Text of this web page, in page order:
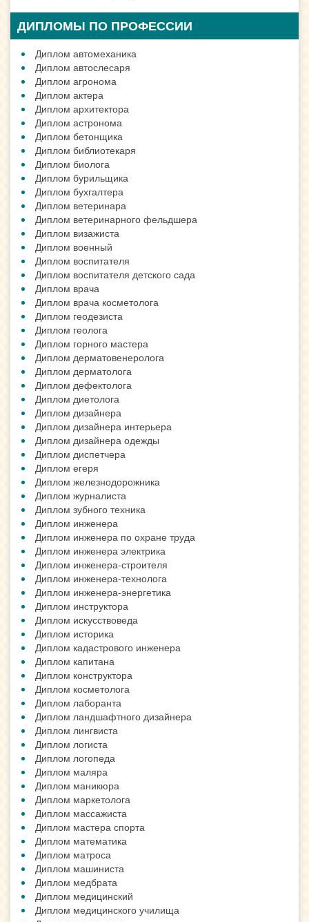
ДИПЛОМЫ ПО ПРОФЕССИИ
Диплом автомеханика
Диплом автослесаря
Диплом агронома
Диплом актера
Диплом архитектора
Диплом астронома
Диплом бетонщика
Диплом библиотекаря
Диплом биолога
Диплом бурильщика
Диплом бухгалтера
Диплом ветеринара
Диплом ветеринарного фельдшера
Диплом визажиста
Диплом военный
Диплом воспитателя
Диплом воспитателя детского сада
Диплом врача
Диплом врача косметолога
Диплом геодезиста
Диплом геолога
Диплом горного мастера
Диплом дерматовенеролога
Диплом дерматолога
Диплом дефектолога
Диплом диетолога
Диплом дизайнера
Диплом дизайнера интерьера
Диплом дизайнера одежды
Диплом диспетчера
Диплом егеря
Диплом железнодорожника
Диплом журналиста
Диплом зубного техника
Диплом инженера
Диплом инженера по охране труда
Диплом инженера электрика
Диплом инженера-строителя
Диплом инженера-технолога
Диплом инженера-энергетика
Диплом инструктора
Диплом искусствоведа
Диплом историка
Диплом кадастрового инженера
Диплом капитана
Диплом конструктора
Диплом косметолога
Диплом лаборанта
Диплом ландшафтного дизайнера
Диплом лингвиста
Диплом логиста
Диплом логопеда
Диплом маляра
Диплом маникюра
Диплом маркетолога
Диплом массажиста
Диплом мастера спорта
Диплом математика
Диплом матроса
Диплом машиниста
Диплом медбрата
Диплом медицинский
Диплом медицинского училища